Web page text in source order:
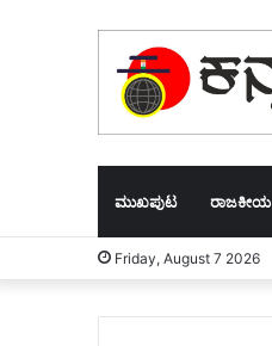
ಮುಖಪುಟ ರಾಜಕೀಯ
Friday, August 7 2026